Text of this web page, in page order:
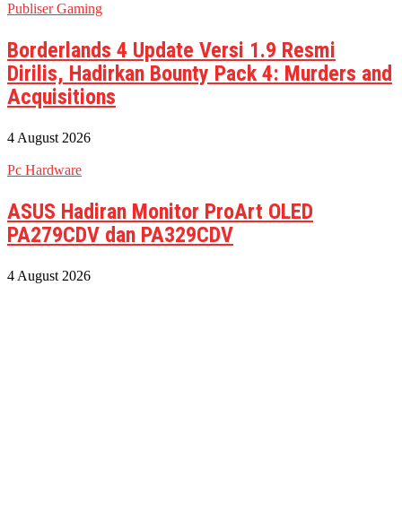
Publiser Gaming
Borderlands 4 Update Versi 1.9 Resmi
Dirilis, Hadirkan Bounty Pack 4: Murders and
Acquisitions
4 August 2026
Pc Hardware
ASUS Hadiran Monitor ProArt OLED
PA279CDV dan PA329CDV
4 August 2026